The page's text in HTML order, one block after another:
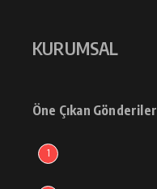
KURUMSAL
Öne Çıkan Gönderiler
1